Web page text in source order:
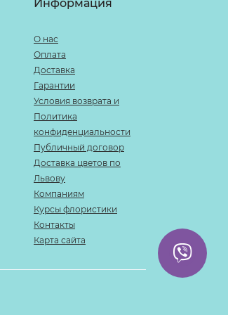
Информация
О нас
Оплата
Доставка
Гарантии
Условия возврата и
Политика
конфиденциальности
Публичный договор
Доставка цветов по
Львову
Компаниям
Курсы флористики
Контакты
Карта сайта